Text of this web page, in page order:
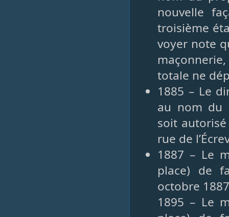
nouvelle
troisième
voyer note
totale ne
1885 – Le
au nom du
soit
rue de
1887 – Le
place) de
octobre 1887
1895 – Le